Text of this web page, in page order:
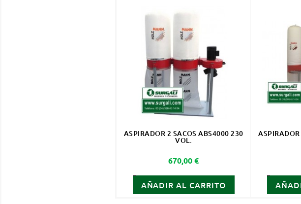
ASPIRADOR 2 SACOS ABS4000 230
VOL.
Precio
670,00 €
AÑADIR AL CARRITO